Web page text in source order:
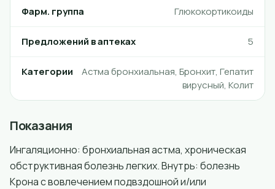
Фарм. группа Глюкокортикоиды
Предложений в аптеках 5
Категории
Астма бронхиальная, Бронхит, Гепатит
вирусный, Колит
Показания
Ингаляционно: бронхиальная астма, хроническая
обструктивная болезнь легких. Внутрь: болезнь
Крона с вовлечением подвздошной и/или